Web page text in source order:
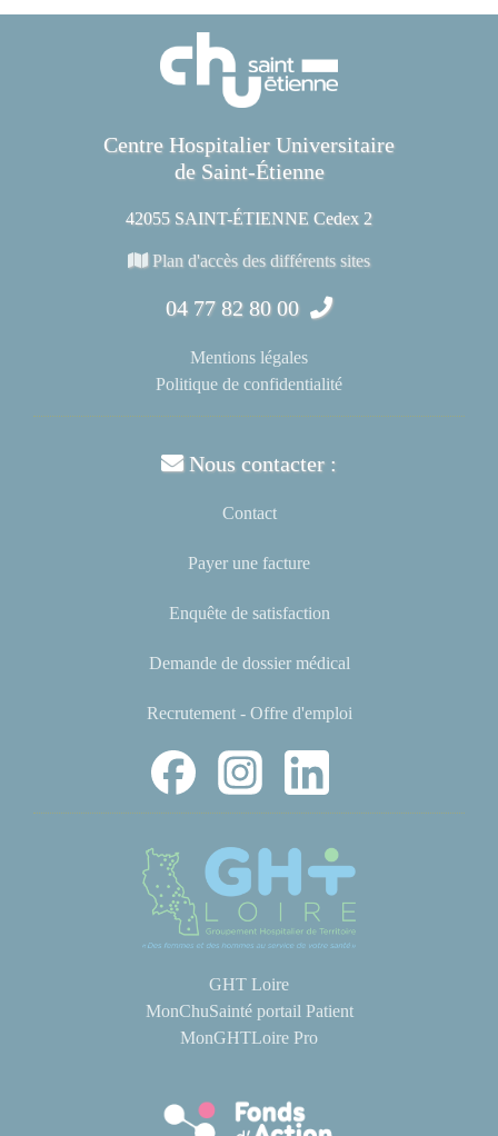
Centre Hospitalier Universitaire
de Saint-Étienne
42055 SAINT-ÉTIENNE Cedex 2
Plan d'accès des différents sites
04 77 82 80 00
Mentions légales
Politique de confidentialité
Nous contacter :
Contact
Payer une facture
Enquête de satisfaction
Demande de dossier médical
Recrutement - Offre d'emploi
GHT Loire
MonChuSainté portail Patient
MonGHTLoire Pro